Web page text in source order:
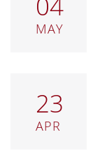
MAY
23
APR